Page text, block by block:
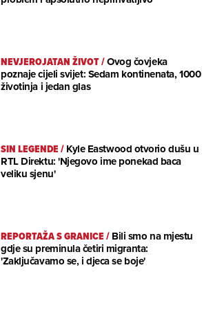
NEVJEROJATAN ŽIVOT/Ovog čovjeka
poznaje cijeli svijet: Sedam kontinenata, 1000
životinja i jedan glas
SIN LEGENDE/Kyle Eastwood otvorio dušu u
RTL Direktu: 'Njegovo ime ponekad baca
veliku sjenu'
REPORTAŽA S GRANICE/Bili smo na mjestu
gdje su preminula četiri migranta:
'Zaključavamo se, i djeca se boje'